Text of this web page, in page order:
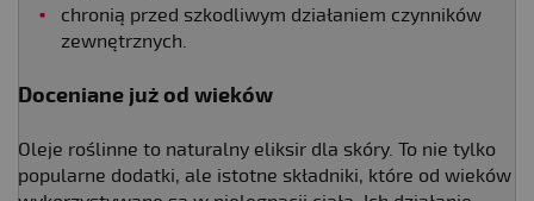
chronią przed szkodliwym działaniem czynników
zewnętrznych.
Doceniane już od wieków
Oleje roślinne to naturalny eliksir dla skóry. To nie tylko
popularne dodatki, ale istotne składniki, które od wieków